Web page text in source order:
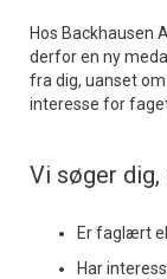
Hos Backhausen
derfor en ny
fra dig, uanset
interesse for
Vi søger dig,
Er faglært
Har